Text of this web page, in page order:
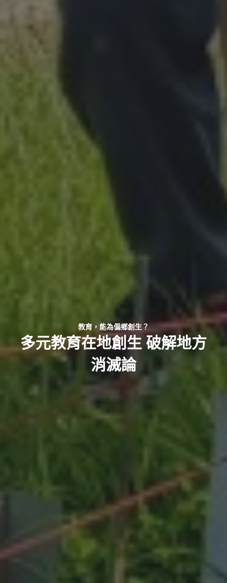
教育，能為偏鄉創生？
多元教育在地創生 破解地方
消滅論